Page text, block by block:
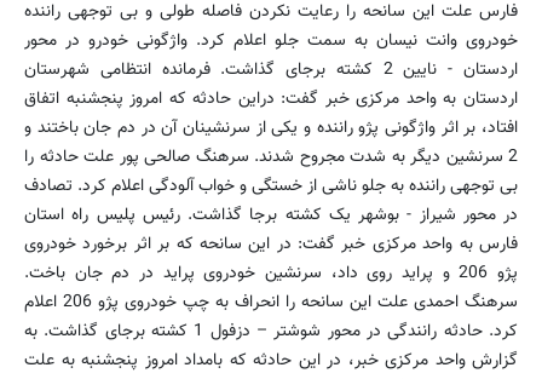
فارس علت این سانحه را رعایت نکردن فاصله طولی و بی توجهی راننده
خودروی وانت نیسان به سمت جلو اعلام کرد. واژگونی خودرو در محور
اردستان - نایین 2 کشته برجای گذاشت. فرمانده انتظامی شهرستان
اردستان به واحد مرکزی خبر گفت: دراین حادثه که امروز پنجشنبه اتفاق
افتاد، بر اثر واژگونی پژو راننده و یکی از سرنشینان آن در دم جان باختند و
2 سرنشین دیگر به شدت مجروح شدند. سرهنگ صالحی پور علت حادثه را
بی توجهی راننده به جلو ناشی از خستگی و خواب آلودگی اعلام کرد. تصادف
در محور شیراز - بوشهر یک کشته برجا گذاشت. رئیس پلیس راه استان
فارس به واحد مرکزی خبر گفت: در این سانحه که بر اثر برخورد خودروی
پژو 206 و پراید روی داد، سرنشین خودروی پراید در دم جان باخت.
سرهنگ احمدی علت این سانحه را انحراف به چپ خودروی پژو 206 اعلام
کرد. حادثه رانندگی در محور شوشتر – دزفول 1 کشته برجای گذاشت. به
گزارش واحد مرکزی خبر، در این حادثه که بامداد امروز پنجشنبه به علت